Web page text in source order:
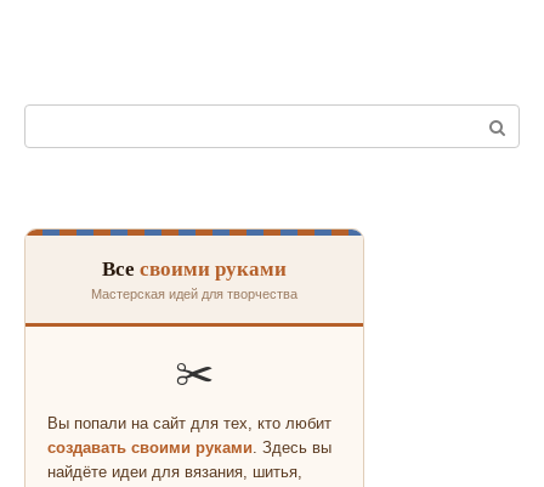
Поиск:
Все своими руками
Мастерская идей для творчества
✂️
Вы попали на сайт для тех, кто любит
создавать своими руками. Здесь вы
найдёте идеи для вязания, шитья,